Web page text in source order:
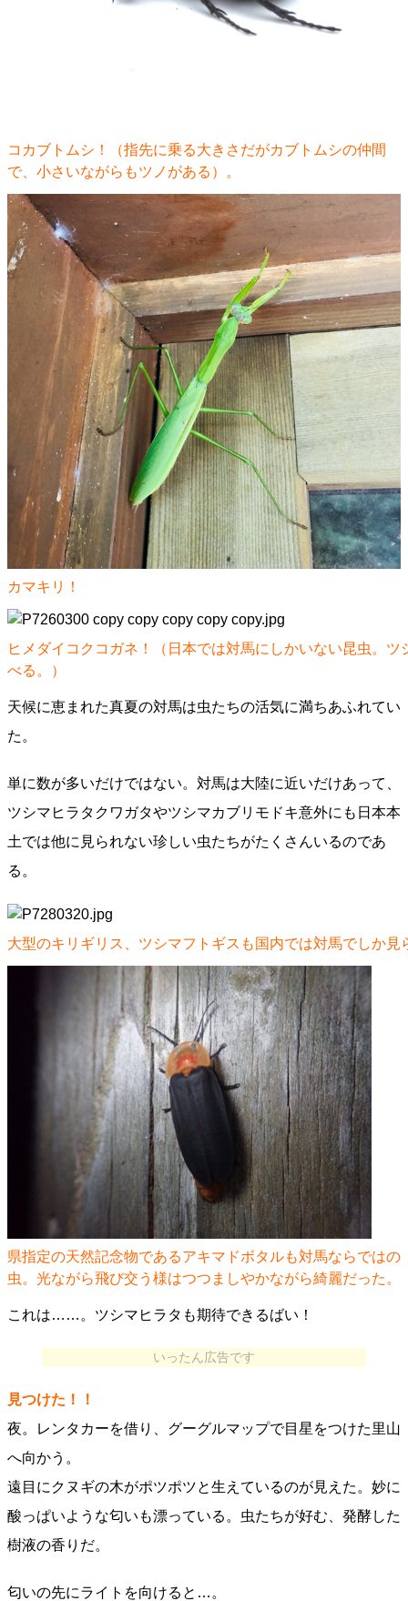
コカブトムシ！（指先に乗る大きさだがカブトムシの仲間
で、小さいながらもツノがある）。
カマキリ！
ヒメダイコクコガネ！（日本では対馬にしかいない昆虫。
べる。）
天候に恵まれた真夏の対馬は虫たちの活気に満ちあふれてい
た。
単に数が多いだけではない。対馬は大陸に近いだけあって、
ツシマヒラタクワガタやツシマカブリモドキ意外にも日本本
土では他に見られない珍しい虫たちがたくさんいるのであ
る。
大型のキリギリス、ツシマフトギスも国内では対馬でしか見
県指定の天然記念物であるアキマドボタルも対馬ならではの
虫。光ながら飛び交う様はつつましやかながら綺麗だった。
これは……。ツシマヒラタも期待できるばい！
いったん広告です
見つけた！！
夜。レンタカーを借り、グーグルマップで目星をつけた里山
へ向かう。
遠目にクヌギの木がポツポツと生えているのが見えた。妙に
酸っぱいような匂いも漂っている。虫たちが好む、発酵した
樹液の香りだ。
匂いの先にライトを向けると…。